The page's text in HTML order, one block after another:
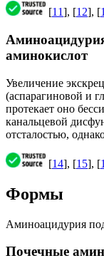
[11], [12], [
аминокислот
Увеличение
(аспарагиновой и
протекает оно
канальцевой
отсталостью,
[14], [15], [
Формы
Аминоацидурия
Почечные